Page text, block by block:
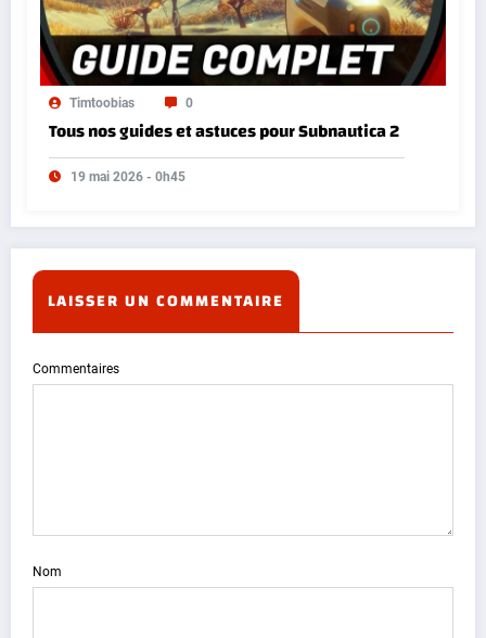
Timtoobias 0
Tous nos guides et astuces pour Subnautica 2
19 mai 2026 - 0h45
LAISSER UN COMMENTAIRE
Commentaires
Nom